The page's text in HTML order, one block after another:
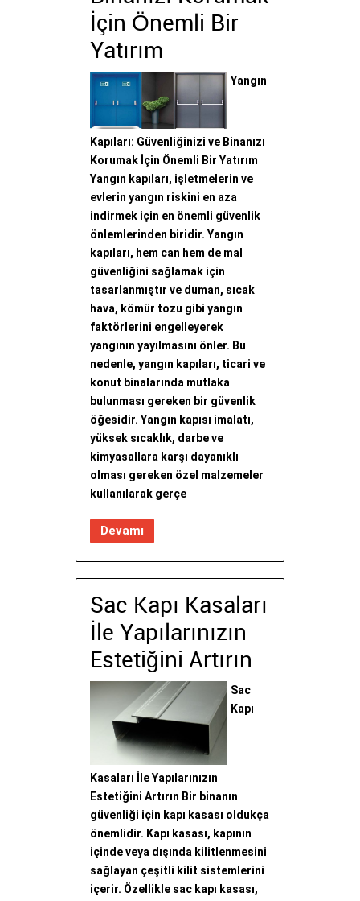
İçin Önemli Bir
Yatırım
Yangın
Kapıları: Güvenliğinizi ve Binanızı
Korumak İçin Önemli Bir Yatırım
Yangın kapıları, işletmelerin ve
evlerin yangın riskini en aza
indirmek için en önemli güvenlik
önlemlerinden biridir. Yangın
kapıları, hem can hem de mal
güvenliğini sağlamak için
tasarlanmıştır ve duman, sıcak
hava, kömür tozu gibi yangın
faktörlerini engelleyerek
yangının yayılmasını önler. Bu
nedenle, yangın kapıları, ticari ve
konut binalarında mutlaka
bulunması gereken bir güvenlik
öğesidir. Yangın kapısı imalatı,
yüksek sıcaklık, darbe ve
kimyasallara karşı dayanıklı
olması gereken özel malzemeler
kullanılarak gerçe
Devamı
Sac Kapı Kasaları
İle Yapılarınızın
Estetiğini Artırın
Sac
Kapı
Kasaları İle Yapılarınızın
Estetiğini Artırın Bir binanın
güvenliği için kapı kasası oldukça
önemlidir. Kapı kasası, kapının
içinde veya dışında kilitlenmesini
sağlayan çeşitli kilit sistemlerini
içerir. Özellikle sac kapı kasası,